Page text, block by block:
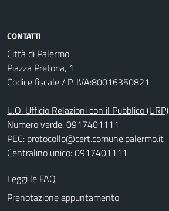
CONTATTI
Città di Palermo
Piazza Pretoria, 1
Codice fiscale / P. IVA:80016350821
U.O. Ufficio Relazioni con il Pubblico (URP)
Numero verde: 0917401111
PEC: protocollo@cert.comune.palermo.it
Centralino unico: 0917401111
Leggi le FAQ
Prenotazione appuntamento